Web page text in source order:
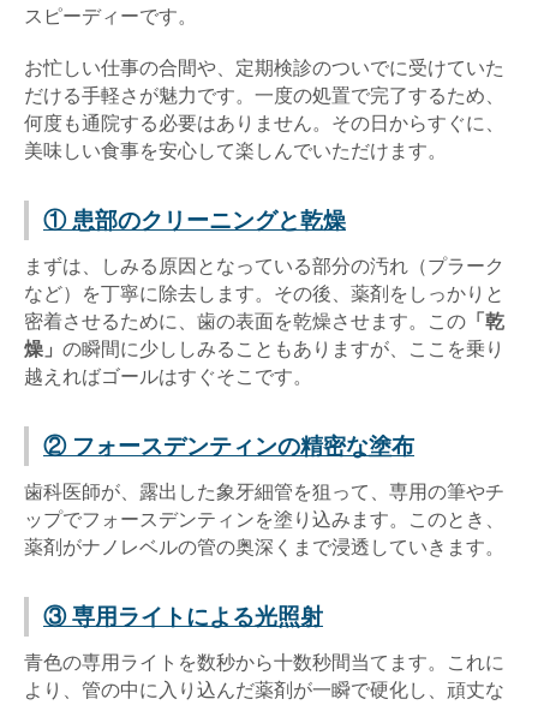
スピーディーです。
お忙しい仕事の合間や、定期検診のついでに受けていた
だける手軽さが魅力です。一度の処置で完了するため、
何度も通院する必要はありません。その日からすぐに、
美味しい食事を安心して楽しんでいただけます。
① 患部のクリーニングと乾燥
まずは、しみる原因となっている部分の汚れ（プラーク
など）を丁寧に除去します。その後、薬剤をしっかりと
密着させるために、歯の表面を乾燥させます。この 「乾
燥」 の瞬間に少ししみることもありますが、ここを乗り
越えればゴールはすぐそこです。
② フォースデンティンの精密な塗布
歯科医師が、露出した象牙細管を狙って、専用の筆やチ
ップでフォースデンティンを塗り込みます。このとき、
薬剤がナノレベルの管の奥深くまで浸透していきます。
③ 専用ライトによる光照射
青色の専用ライトを数秒から十数秒間当てます。これに
より、管の中に入り込んだ薬剤が一瞬で硬化し、頑丈な